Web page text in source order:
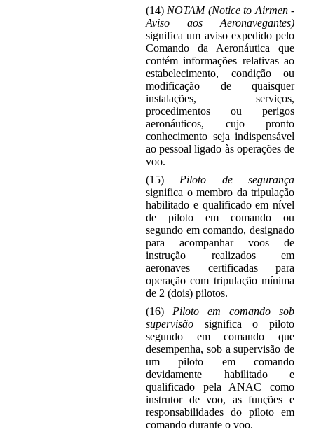
(14)NOTAM (Notice to Airmen -
Aviso aos Aeronavegantes)
significa um aviso expedido pelo
Comando da Aeronáutica que
contém informações relativas ao
estabelecimento, condição ou
modificação de quaisquer
instalações, serviços,
procedimentos ou perigos
aeronáuticos, cujo pronto
conhecimento seja indispensável
ao pessoal ligado às operações de
voo.
(15)Piloto de segurança
significa o membro da tripulação
habilitado e qualificado em nível
de piloto em comando ou
segundo em comando, designado
para acompanhar voos de
instrução realizados em
aeronaves certificadas para
operação com tripulação mínima
de 2 (dois) pilotos.
(16) Piloto em comando sob
supervisão significa o piloto
segundo em comando que
desempenha, sob a supervisão de
um piloto em comando
devidamente habilitado e
qualificado pela ANAC como
instrutor de voo, as funções e
responsabilidades do piloto em
comando durante o voo.